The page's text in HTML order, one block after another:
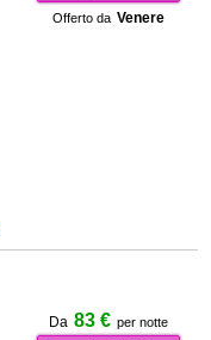
Offerto da Venere
Da 83 € per notte